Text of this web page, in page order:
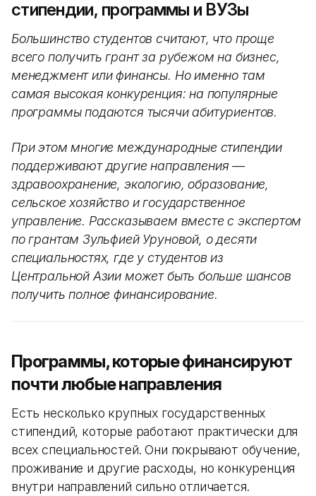
стипендии, программы и ВУЗы
Большинство студентов считают, что проще
всего получить грант за рубежом на бизнес,
менеджмент или финансы. Но именно там
самая высокая конкуренция: на популярные
программы подаются тысячи абитуриентов.
При этом многие международные стипендии
поддерживают другие направления —
здравоохранение, экологию, образование,
сельское хозяйство и государственное
управление. Рассказываем вместе с экспертом
по грантам Зульфией Уруновой, о десяти
специальностях, где у студентов из
Центральной Азии может быть больше шансов
получить полное финансирование.
Программы, которые финансируют
почти любые направления
Есть несколько крупных государственных
стипендий, которые работают практически для
всех специальностей. Они покрывают обучение,
проживание и другие расходы, но конкуренция
внутри направлений сильно отличается.